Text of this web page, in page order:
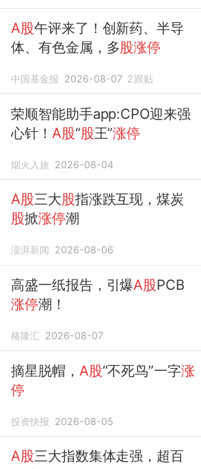
A股午评来了！创新药、半导
体、有色金属，多股涨停
中国基金报 2026-08-07 2跟贴
荣顺智能助手app:CPO迎来强
心针！ A股“股王”涨停
烟火入旅 2026-08-04
A股三大股指涨跌互现，煤炭
股掀涨停潮
澎湃新闻 2026-08-06
高盛一纸报告，引爆A股PCB
涨停潮！
格隆汇 2026-08-07
摘星脱帽， A股“不死鸟”一字涨
停
投资快报 2026-08-05
A股三大指数集体走强，超百